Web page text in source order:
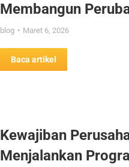
Membangun
blog Maret 6, 2026
Baca artikel
Kewajiban
Menjalankan